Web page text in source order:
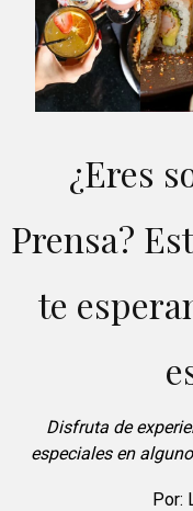
¿Eres
Prensa?
te
Disfruta de
especiales en
Por: